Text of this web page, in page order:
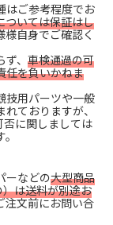
はご参考程度でお
ついては保証はし
様自身でご確認く
、 車検通過の可
任を負いかねま
技用パーツや一般
ておりますが、
に関しましては
ーなどの大型商品
は送料が別途お
注文前にお問い合